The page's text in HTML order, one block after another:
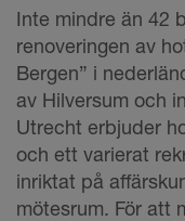
Inte mindre än 42
renoveringen av
Bergen” i
av Hilversum och
Utrecht erbjuder
och ett varierat
inriktat på
mötesrum. För att